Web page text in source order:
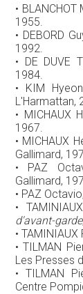
• BLANCHOT
1955.
• DEBORD
1992.
• DE DUVE
1984.
• KIM
L'Harmattan,
• MICHAUX
1967.
• MICHAUX
Gallimard,
• PAZ
Gallimard,
• PAZ Octavio,
•
d'avant-garde
• TAMINIAUX
• TILMAN
Les Presses
• TILMAN
Centre